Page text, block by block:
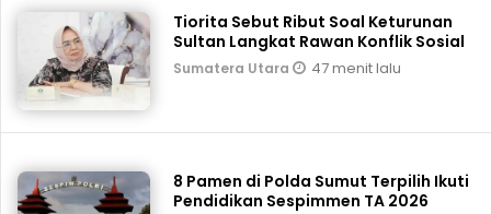
Tiorita Sebut Ribut Soal Keturunan
Sultan Langkat Rawan Konflik Sosial
Sumatera Utara 47 menit lalu
8 Pamen di Polda Sumut Terpilih Ikuti
Pendidikan Sespimmen TA 2026